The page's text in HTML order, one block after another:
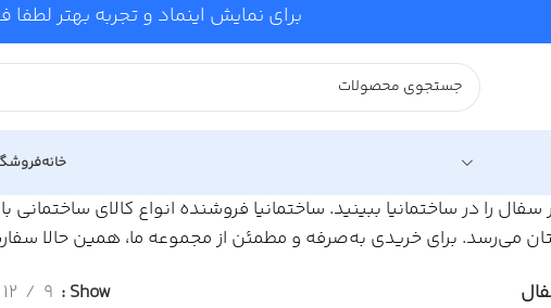
برای نمایش اینماد و تجربه بهتر
خانه
سفال را در ساختمانیا ببینید. ساختمانیا فروشنده انواع کالای
می‌رسد. برای خریدی به‌صرفه و مطمئن از مجموعه ما، همین حالا
Show
9
12